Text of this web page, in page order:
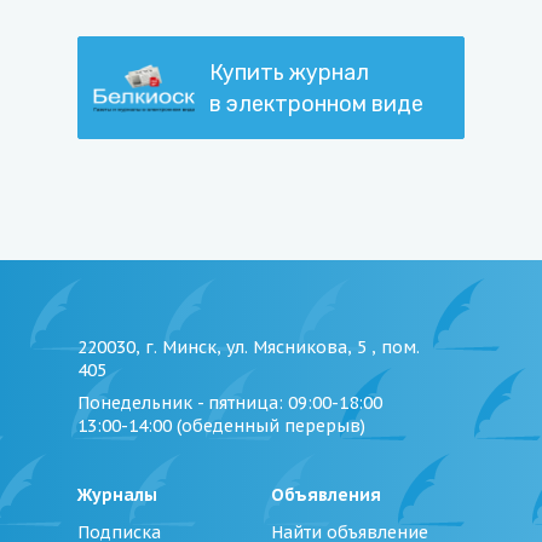
Купить журнал
в электронном виде
220030, г. Минск, ул. Мясникова, 5 , пом.
405
Понедельник - пятница: 09:00-18:00
13:00-14:00 (обеденный перерыв)
Журналы
Подписка
Объявления
Найти объявление